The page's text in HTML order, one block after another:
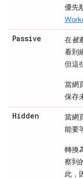
優先
Passive 在被
看到
但這
當網
保存
Hidden 當網
能要
轉換
察到
此，